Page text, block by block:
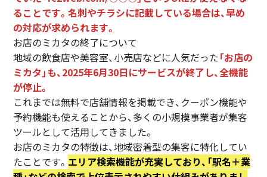
ることです。名刺やチラシに記載している場合は、早め
の対応が求められます。
お店のミカタの終了について
地域の飲食店や美容室、小売店などに人気だった「お店の
ミカタ」も、2025年6月30日にサービスが終了し、全機能
が停止。
これまでは無料で店舗情報を掲載でき、クーポン機能や
予約機能も使えることから、多くの小規模事業者が集客
ツールとして活用してきました。
お店のミカタの特徴は、地域密着型の集客に特化してい
たことです。 エリア検索機能が充実しており、「駅名＋業